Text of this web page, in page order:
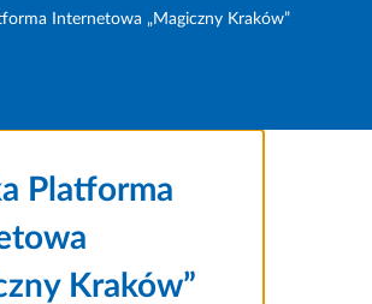
Internetowa „Magiczny Kraków”
Platforma
Kraków”